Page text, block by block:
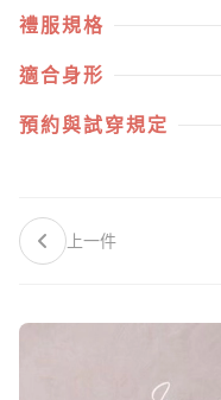
禮服規格
適合身形
預約與試穿規定
上一件